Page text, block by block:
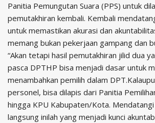
Panitia Pemungutan Suara (PPS) untuk
pemutakhiran kembali. Kembali
untuk memastikan akurasi dan
memang bukan pekerjaan gampang dan
“Akan tetapi hasil pemutakhiran jilid dua
pasca DPTHP bisa menjadi dasar untuk
menambahkan pemilih dalam
personel, bisa dilapis dari Panitia
hingga KPU Kabupaten/Kota.
langsung inilah yang menjadi kunci